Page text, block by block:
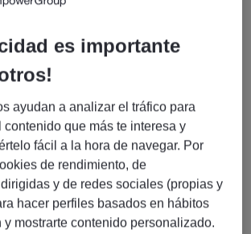
es importante
ayudan a analizar el tráfico para
contenido que más te interesa y
fácil a la hora de navegar. Por
de rendimiento, de
y de redes sociales (propias y
hacer perfiles basados en hábitos
y mostrarte contenido personalizado.